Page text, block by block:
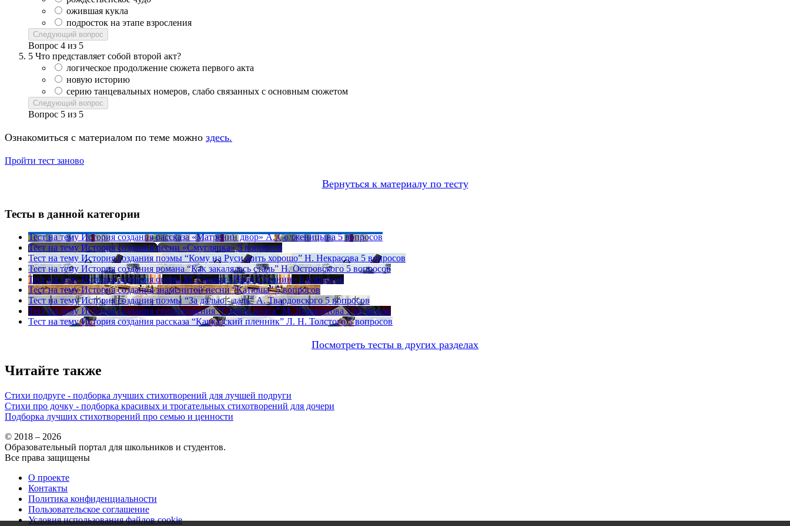
ожившая кукла
подросток на этапе взросления
Следующий вопрос
Вопрос 4 из 5
5 Что представляет собой второй акт?
логическое продолжение сюжета первого акта
новую историю
серию танцевальных номеров, слабо связанных с основным сюжетом
Следующий вопрос
Вопрос 5 из 5
Ознакомиться с материалом по теме можно здесь.
Пройти тест заново
Вернуться к материалу по тесту
Тесты в данной категории
Тест на тему История создания рассказа «Матренин двор» А. Солженицына 5 вопросов
Тест на тему История создания песни «Смуглянка» 5 вопросов
Тест на тему История создания поэмы “Кому на Руси жить хорошо” Н. Некрасова 5 вопросов
Тест на тему История создания романа “Как закалялась сталь” Н. Островского 5 вопросов
Тест на тему История создания оперы М. Глинки «Иван Сусанин» 5 вопросов
Тест на тему История создания знаменитой песни “Катюша” 5 вопросов
Тест на тему История создания поэмы “За далью - даль” А. Твардовского 5 вопросов
Тест на тему История создания стихотворения “Смерть поэта” М. Лермонтова 5 вопросов
Тест на тему История создания рассказа “Кавказский пленник” Л. Н. Толстого 5 вопросов
Посмотреть тесты в других разделах
Читайте также
Стихи подруге - подборка лучших стихотворений для лучшей подруги
Стихи про дочку - подборка красивых и трогательных стихотворений для дочери
Подборка лучших стихотворений про семью и ценности
© 2018 – 2026
Образовательный портал для школьников и студентов.
Все права защищены
О проекте
Контакты
Политика конфиденциальности
Пользовательское соглашение
Условия использования файлов cookie